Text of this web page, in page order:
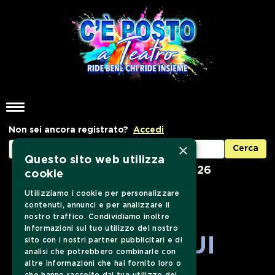
Non sei ancora registrato? Accedi
In vendita dal 01/09/2026
SEGUICI SUI
×
Questo sito web utilizza
cookie
Utilizziamo i cookie per personalizzare
contenuti, annunci e per analizzare il
nostro traffico. Condividiamo inoltre
informazioni sul tuo utilizzo del nostro
sito con i nostri partner pubblicitari e di
analisi che potrebbero combinarle con
altre informazioni che hai fornito loro o